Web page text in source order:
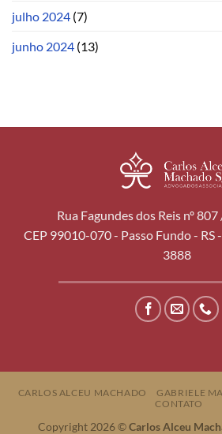
julho 2024 (7)
junho 2024 (13)
Rua Fagundes dos Reis nº
CEP 99010-070 - Passo Fundo - RS
3888
CARLOS ALCEU MACHADO GABRIELE
CONTATO
Copyright 2026 ©Carlos Alceu